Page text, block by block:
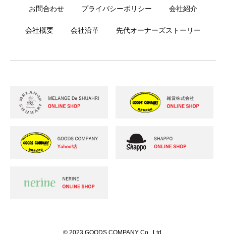
お問合わせ プライバシーポリシー 会社紹介
会社概要 会社沿革 先代オーナーズストーリー